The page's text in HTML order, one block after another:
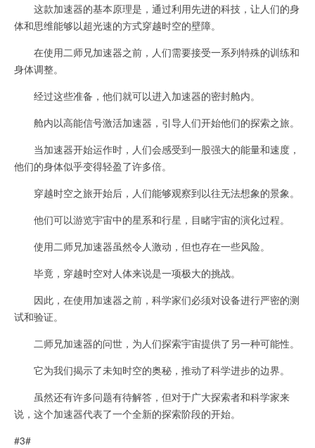
这款加速器的基本原理是，通过利用先进的科技，让人们的身
体和思维能够以超光速的方式穿越时空的壁障。
在使用二师兄加速器之前，人们需要接受一系列特殊的训练和
身体调整。
经过这些准备，他们就可以进入加速器的密封舱内。
舱内以高能信号激活加速器，引导人们开始他们的探索之旅。
当加速器开始运作时，人们会感受到一股强大的能量和速度，
他们的身体似乎变得轻盈了许多倍。
穿越时空之旅开始后，人们能够观察到以往无法想象的景象。
他们可以游览宇宙中的星系和行星，目睹宇宙的演化过程。
使用二师兄加速器虽然令人激动，但也存在一些风险。
毕竟，穿越时空对人体来说是一项极大的挑战。
因此，在使用加速器之前，科学家们必须对设备进行严密的测
试和验证。
二师兄加速器的问世，为人们探索宇宙提供了另一种可能性。
它为我们揭示了未知时空的奥秘，推动了科学进步的边界。
虽然还有许多问题有待解答，但对于广大探索者和科学家来
说，这个加速器代表了一个全新的探索阶段的开始。
#3#